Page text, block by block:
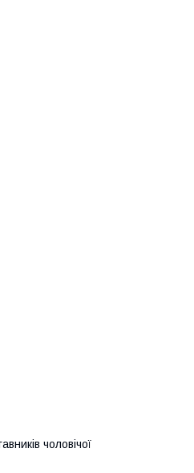
чоловічої